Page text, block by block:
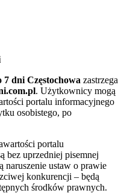
dni Częstochowa zastrzega
. Użytkownicy mogą
portalu informacyjnego
osobistego, po
portalu
bez uprzedniej pisemnej
naruszenie ustaw o prawie
konkurencji – będą
środków prawnych.